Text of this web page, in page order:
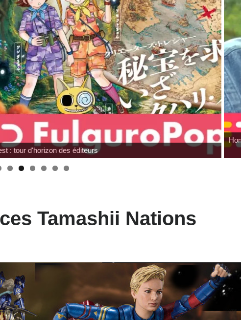
: tour d'horizon des éditeurs
Tamashii Nations